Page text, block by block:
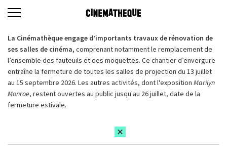
La Cinémathèque engage d’importants travaux de rénovation de
ses salles de cinéma, comprenant notamment le remplacement de
l’ensemble des fauteuils et des moquettes. Ce chantier d’envergure
entraîne la fermeture de toutes les salles de projection du 13 juillet
au 15 septembre 2026. Les autres activités, dont l'exposition Marilyn
Monroe, restent ouvertes au public jusqu'au 26 juillet, date de la
fermeture estivale.